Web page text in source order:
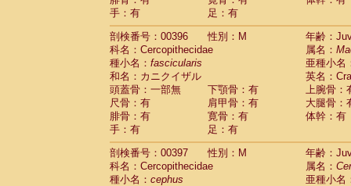
手：有
足：有
剖検番号：00396
性別：M
年齢：
科名：Cercopithecidae
属名：
種小名： fascicularis
亜種小名
和名：カニクイザル
英名：
頭蓋骨：一部無
下顎骨：有
上腕骨：
尺骨：有
肩甲骨：有
大腿骨：
腓骨：有
寛骨：有
体幹：有
手：有
足：有
剖検番号：00397
性別：M
年齢：
科名：Cercopithecidae
属名：
種小名： cephus
亜種小名